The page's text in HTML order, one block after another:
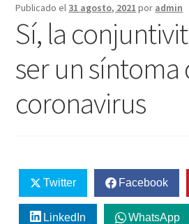
Publicado el 31 agosto, 2021 por admin
Sí, la
ser un síntoma
coronavirus
Twitter Facebook
LinkedIn WhatsApp